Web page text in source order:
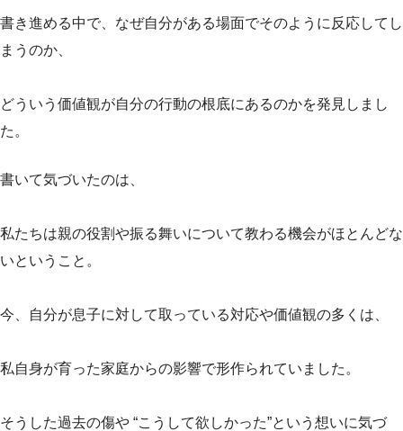
書き進める中で、なぜ自分がある場面でそのように反応してし
まうのか、
どういう価値観が自分の行動の根底にあるのかを発見しまし
た。
書いて気づいたのは、
私たちは親の役割や振る舞いについて教わる機会がほとんどな
いということ。
今、自分が息子に対して取っている対応や価値観の多くは、
私自身が育った家庭からの影響で形作られていました。
そうした過去の傷や “こうして欲しかった”という想いに気づ